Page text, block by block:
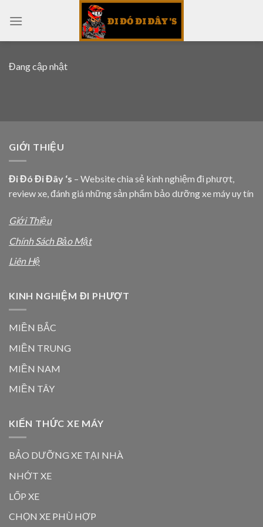
Đang cập nhật
GIỚI THIỆU
Đi Đó Đi Đây ‘s – Website chia sẻ kinh nghiệm đi phượt,
review xe, đánh giá những sản phẩm bảo dưỡng xe máy uy tín
Giới Thiệu
Chính Sách Bảo Mật
Liên Hệ
KINH NGHIỆM ĐI PHƯỢT
MIỀN BẮC
MIỀN TRUNG
MIỀN NAM
MIỀN TÂY
KIẾN THỨC XE MÁY
BẢO DƯỠNG XE TẠI NHÀ
NHỚT XE
LỐP XE
CHỌN XE PHÙ HỢP